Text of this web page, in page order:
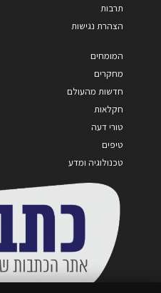
תרבות
הצהרת נגישות
המומחים
מחקרים
חדשות מהעולם
חקלאות
טורי דעה
טיפים
טכנולוגיה ומדע